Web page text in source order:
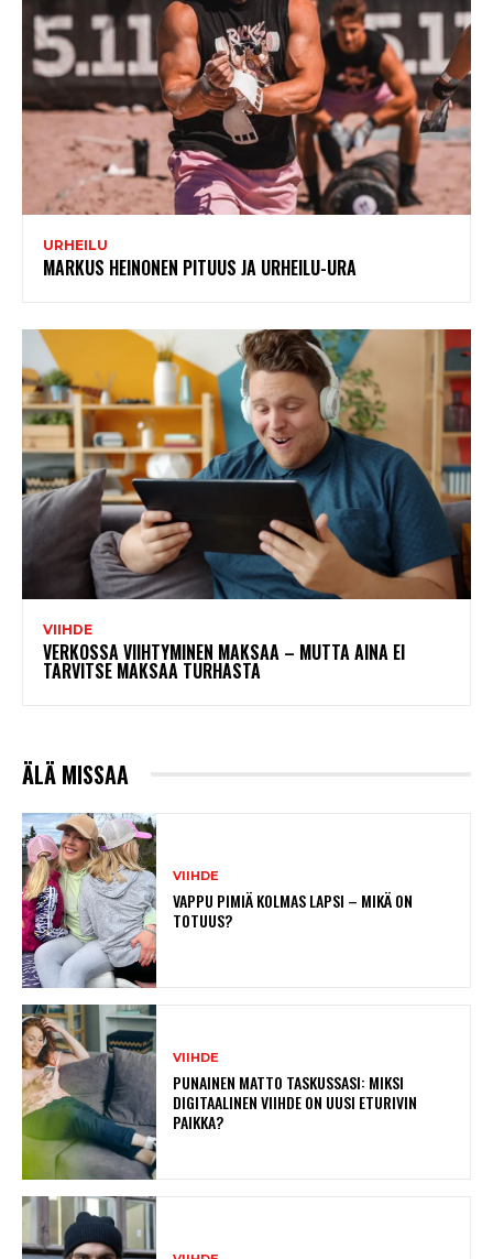
URHEILU
MARKUS HEINONEN PITUUS JA URHEILU-URA
VIIHDE
VERKOSSA VIIHTYMINEN MAKSAA – MUTTA AINA EI
TARVITSE MAKSAA TURHASTA
ÄLÄ MISSAA
VIIHDE
VAPPU PIMIÄ KOLMAS LAPSI – MIKÄ ON
TOTUUS?
VIIHDE
PUNAINEN MATTO TASKUSSASI: MIKSI
DIGITAALINEN VIIHDE ON UUSI ETURIVIN
PAIKKA?